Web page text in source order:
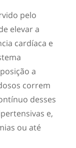
pelo
elevar a
cardíaca e
a
correm
desses
e,
ou até